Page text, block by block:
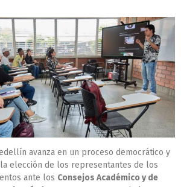
avanza en un proceso democrático y
elección de los representantes de los
ante los Consejos Académico y de